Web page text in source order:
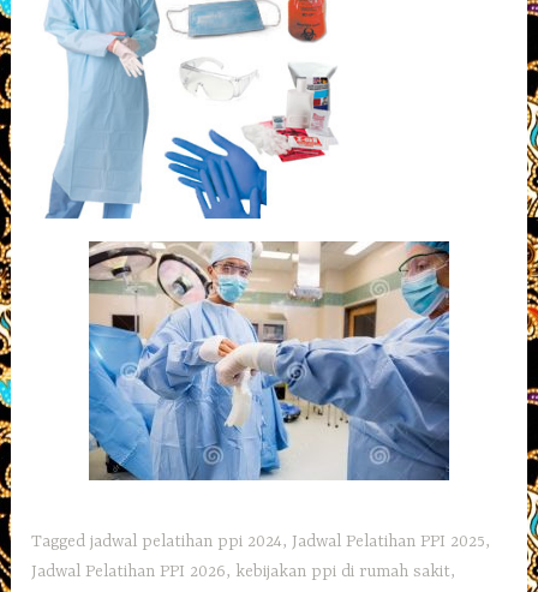
Taggedjadwal pelatihan ppi 2024, Jadwal Pelatihan PPI 2025,
Jadwal Pelatihan PPI 2026, kebijakan ppi di rumah sakit,